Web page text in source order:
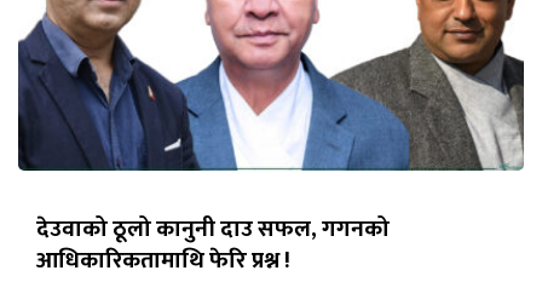
देउवाको ठूलो कानुनी दाउ सफल, गगनको
आधिकारिकतामाथि फेरि प्रश्न !